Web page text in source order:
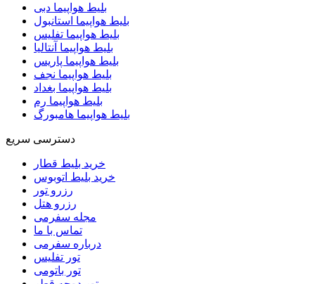
بلیط هواپیما دبی
بلیط هواپیما استانبول
بلیط هواپیما تفلیس
بلیط هواپیما آنتالیا
بلیط هواپیما پاریس
بلیط هواپیما نجف
بلیط هواپیما بغداد
بلیط هواپیما رم
بلیط هواپیما هامبورگ
دسترسی سریع
خرید بلیط قطار
خرید بلیط اتوبوس
رزرو تور
رزرو هتل
مجله سفرمی
تماس با ما
درباره سفرمی
تور تفلیس
تور باتومی